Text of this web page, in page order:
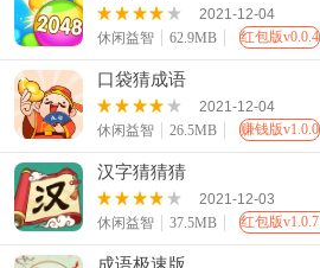
2021-12-04
休闲益智
62.9MB 红包版v0.0.4
口袋猜成语
2021-12-04
休闲益智
26.5MB 赚钱版v1.0.0
汉字猜猜猜
2021-12-03
休闲益智
37.5MB 红包版
成语极速版